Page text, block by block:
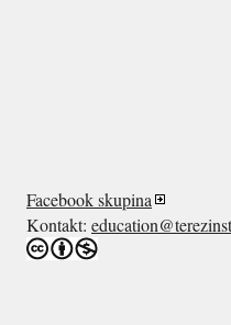
Facebook skupina
Kontakt: